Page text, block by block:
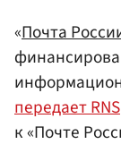
«Почта
передает RNS
к «Почте